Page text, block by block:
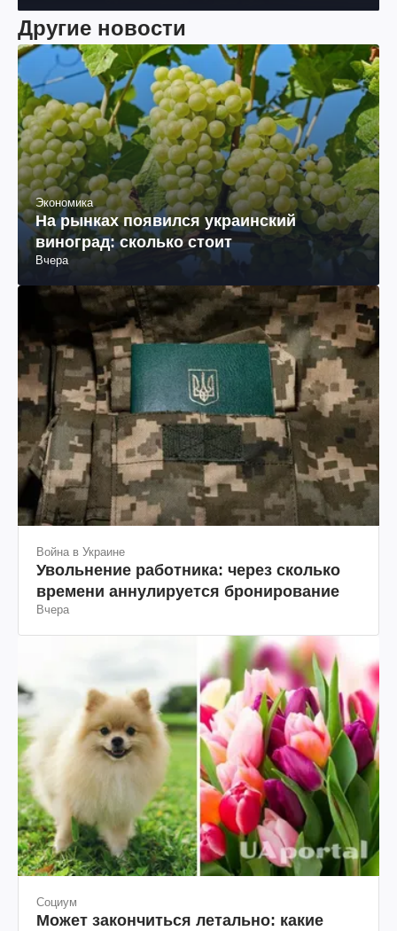
Другие новости
Экономика
На рынках появился украинский
виноград: сколько стоит
Вчера
Война в Украине
Увольнение работника: через сколько
времени аннулируется бронирование
Вчера
Социум
Может закончиться летально: какие